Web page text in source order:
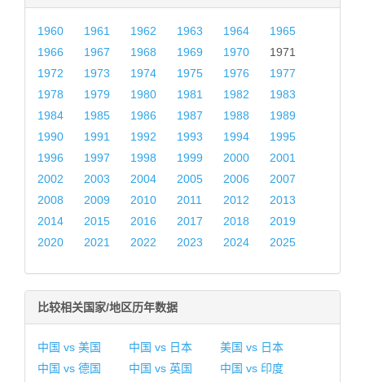
1960 1961 1962 1963 1964
1965
1966
1967 1968 1969 1970
1971
1972
1973 1974 1975 1976
1977
1978
1979 1980 1981 1982
1983
1984
1985 1986 1987 1988
1989
1990
1991 1992 1993 1994
1995
1996
1997 1998 1999 2000
2001
2002
2003 2004 2005 2006
2007
2008
2009 2010 2011 2012
2013
2014
2015 2016 2017 2018
2019
2020
2021 2022 2023 2024 2025
比较相关国家/地区历年数据
中国 vs 美国 中国 vs 日本
美国 vs 日本
中国 vs 德国
中国 vs 英国
中国 vs 印度